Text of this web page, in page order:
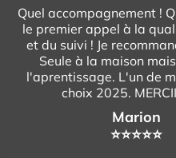
Quel accompagnement !
le premier appel à la
et du suivi ! Je
Seule à la maison
l'aprentissage. L'un de
choix 2025.
Marion
⭐️⭐️⭐️⭐️⭐️